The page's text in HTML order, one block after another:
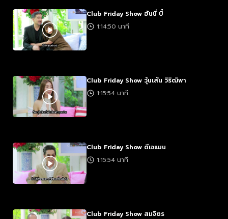
Club Friday Show ฮันนี่ บี๋
1:14:50 นาที
Club Friday Show วุ้นเส้น วิริฒิพา
1:15:54 นาที
Club Friday Show ดีเจแมน
1:15:54 นาที
Club Friday Show สมจิตร